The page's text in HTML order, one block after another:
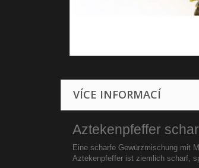
VÍCE INFORMACÍ
Aztekenpfeffer
Eine scharfe Gewürzmischung mit
Aztekenpfeffer ist ziemlich scharf,